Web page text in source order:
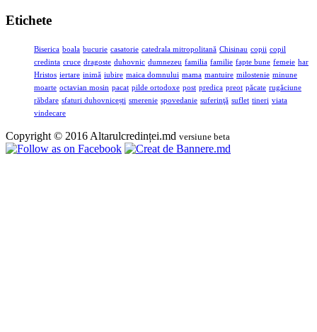
Etichete
Biserica boala bucurie casatorie catedrala mitropolitană Chisinau copii copil
credinta cruce dragoste duhovnic dumnezeu familia familie fapte bune femeie har
Hristos iertare inimă iubire maica domnului mama mantuire milostenie minune
moarte octavian mosin pacat pilde ortodoxe post predica preot păcate rugăciune
răbdare sfaturi duhovnicești smerenie spovedanie suferinţă suflet tineri viata
vindecare
Copyright © 2016 Altarulcredinței.md versiune beta